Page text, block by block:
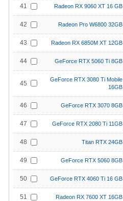
41 Radeon RX 9060 XT 16 GB
42 Radeon Pro W6800 32GB
43 Radeon RX 6850M XT 12GB
44 GeForce RTX 5060 Ti 8GB
45
GeForce RTX 3080 Ti Mobile
16GB
46 GeForce RTX 3070 8GB
47 GeForce RTX 2080 Ti 11GB
48 Titan RTX 24GB
49 GeForce RTX 5060 8GB
50 GeForce RTX 4060 Ti 16 GB
51 Radeon RX 7600 XT 16GB